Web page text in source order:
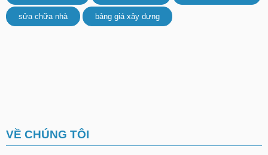
sửa chữa nhà bảng giá xây dựng
VỀ CHÚNG TÔI